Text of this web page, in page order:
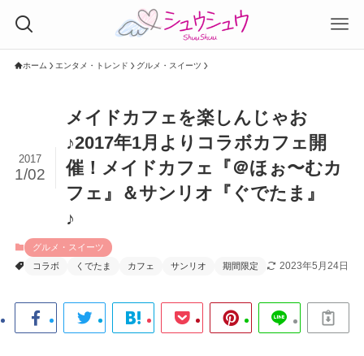
ホーム エンタメ・トレンド グルメ・スイーツ
メイドカフェを楽しんじゃお
♪2017年1月よりコラボカフェ開
催！メイドカフェ『＠ほぉ〜むカ
フェ』＆サンリオ『ぐでたま』
♪
2017
1/02
グルメ・スイーツ
コラボ
くでたま カフェ サンリオ 期間限定 2023年5月24日